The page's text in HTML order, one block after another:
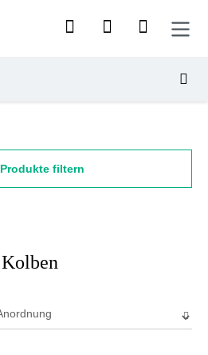
Produkte filtern
Kolben